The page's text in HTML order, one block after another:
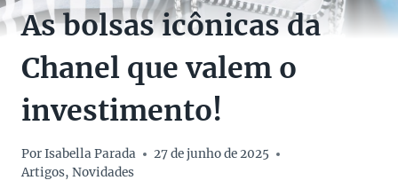
As bolsas icônicas da
Chanel que valem o
investimento!
PorIsabella Parada
27 de junho de 2025
Artigos, Novidades